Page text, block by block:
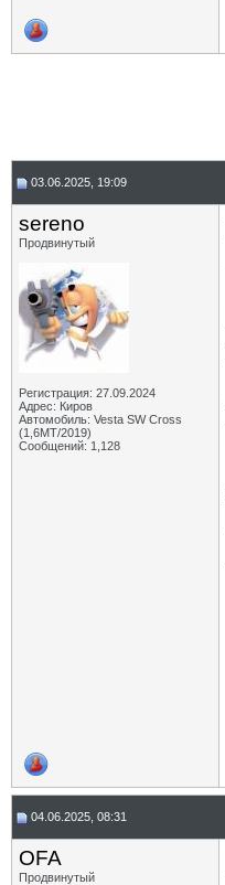
03.06.2025, 19:09
sereno
Продвинутый
Регистрация: 27.09.2024
Адрес: Киров
Автомобиль: Vesta SW Cross
(1,6МТ/2019)
Сообщений: 1,128
04.06.2025, 08:31
OFA
Продвинутый